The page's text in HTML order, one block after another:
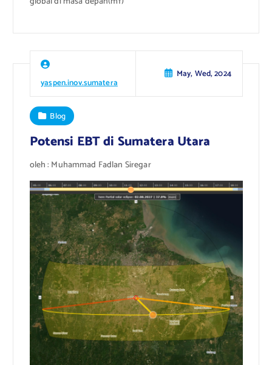
yaspen.inov.sumatera
May, Wed, 2024
Blog
Potensi EBT di Sumatera Utara
oleh : Muhammad Fadlan Siregar